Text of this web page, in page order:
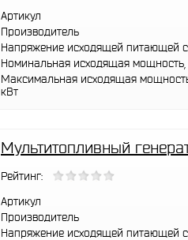
Артикул
Производитель
Напряжение исходящей питающей
Номинальная исходящая мощность,
Максимальная исходящая
кВт
Мультитопливный
Рейтинг:
Артикул
Производитель
Напряжение исходящей питающей